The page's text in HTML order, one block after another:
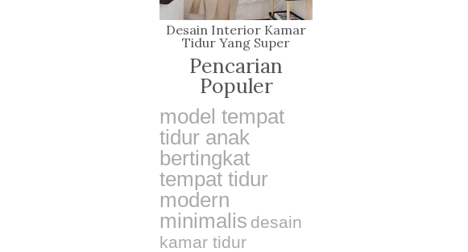
Desain Interior Kamar
Tidur Yang Super
Nyaman
Pencarian
Populer
model tempat
tidur anak
bertingkat
tempat tidur
modern
minimalis desain
kamar tidur